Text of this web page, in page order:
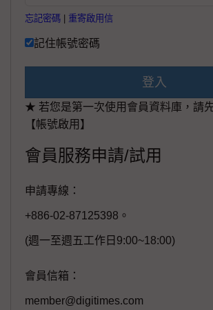
忘記密碼 重寄啟用信
記住帳號密碼
登入
★ 若您是第一次使用會員資料庫，請
【帳號啟用】
會員服務申請/試用
申請專線：
+886-02-87125398。
(週一至週五工作日9:00~18:00)
會員信箱：
member@digitimes.com